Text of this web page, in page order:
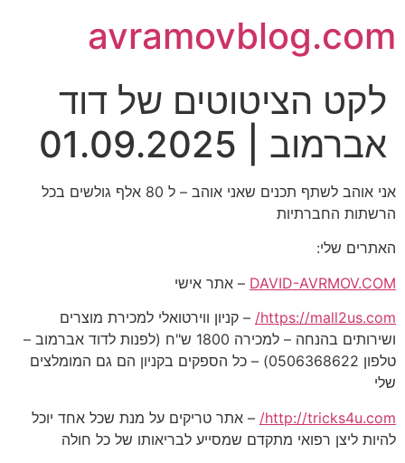
avramovblog.com
לקט הציטוטים של דוד
אברמוב | 01.09.2025
אני אוהב לשתף תכנים שאני אוהב – ל 80 אלף גולשים בכל
הרשתות החברתיות
האתרים שלי:
DAVID-AVRMOV.COM – אתר אישי
https://mall2us.com/ – קניון ווירטואלי למכירת מוצרים
ושירותים בהנחה – למכירה 1800 ש"ח (לפנות לדוד אברמוב –
טלפון 0506368622) – כל הספקים בקניון הם גם המומלצים
שלי
http://tricks4u.com/ – אתר טריקים על מנת שכל אחד יוכל
להיות ליצן רפואי מתקדם שמסייע לבריאותו של כל חולה